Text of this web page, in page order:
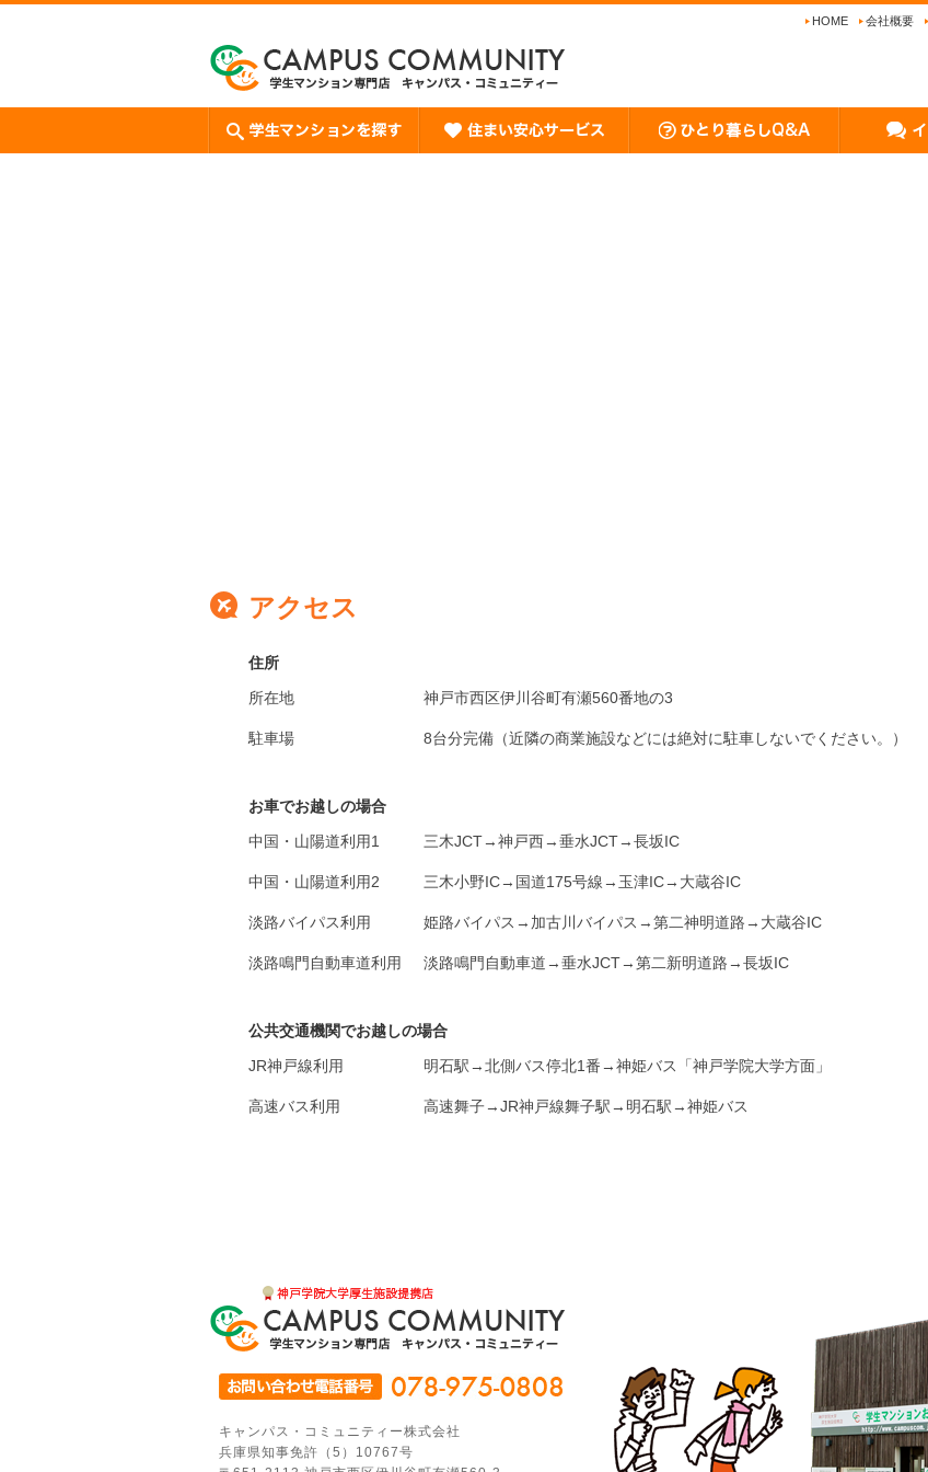
HOME 会社概要
アクセス
住所
所在地
神戸市西区伊川谷町有瀬560番地の3
駐車場 8台分完備（近隣の商業施設などには絶対に駐車しないでください。）
お車でお越しの場合
中国・山陽道利用1
三木JCT→神戸西→垂水JCT→長坂IC
中国・山陽道利用2 三木小野IC→国道175号線→玉津IC→大蔵谷IC
淡路バイパス利用 姫路バイパス→加古川バイパス→第二神明道路→大蔵谷IC
淡路鳴門自動車道利用 淡路鳴門自動車道→垂水JCT→第二新明道路→長坂IC
公共交通機関でお越しの場合
JR神戸線利用
明石駅→北側バス停北1番→神姫バス「神戸学院大学方面」
高速バス利用 高速舞子→JR神戸線舞子駅→明石駅→神姫バス
キャンパス・コミュニティー株式会社
兵庫県知事免許（5）10767号